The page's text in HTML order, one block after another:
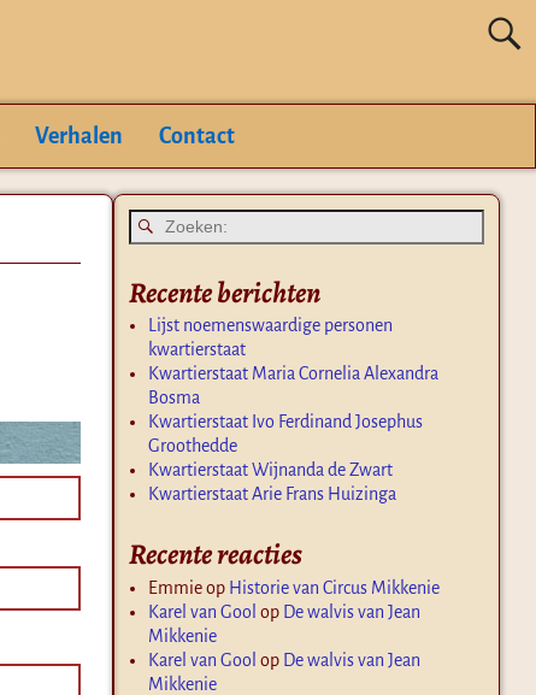
Verhalen Contact
Recente berichten
Lijst noemenswaardige personen
kwartierstaat
Kwartierstaat Maria Cornelia Alexandra
Bosma
Kwartierstaat Ivo Ferdinand Josephus
Groothedde
Kwartierstaat Wijnanda de Zwart
Kwartierstaat Arie Frans Huizinga
Recente reacties
Emmieop Historie van Circus Mikkenie
Karel van Gool op De walvis van Jean
Mikkenie
Karel van Gool op De walvis van Jean
Mikkenie